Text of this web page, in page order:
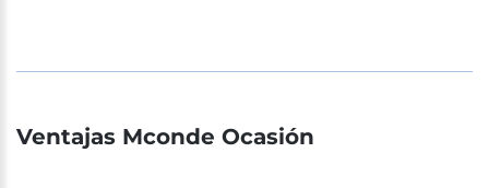
Ventajas Mconde Ocasión